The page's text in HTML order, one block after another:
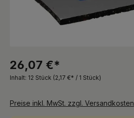
26,07 €*
Inhalt: 12 Stück (2,17 €* / 1 Stück)
Preise inkl. MwSt. zzgl. Versandkosten